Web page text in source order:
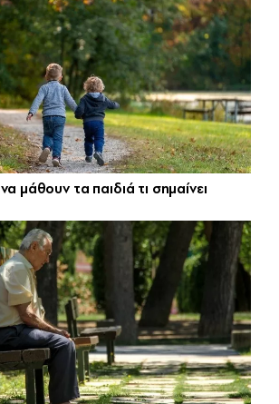
μάθουν τα παιδιά τι σημαίνει